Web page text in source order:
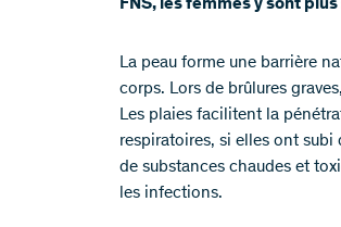
FNS, les femmes y sont
La peau forme une barrière
corps. Lors de brûlures
Les plaies facilitent la
respiratoires, si elles ont
de substances chaudes et
les infections.